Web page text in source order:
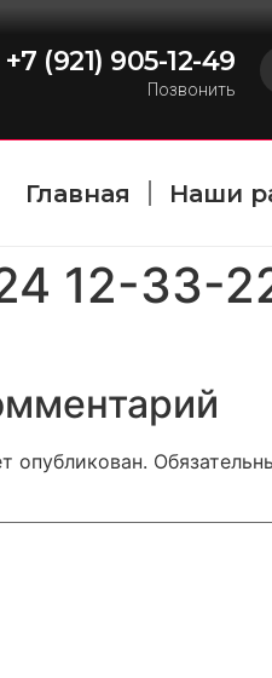
+7 (921) 905-12-49
Позвонить
Главная Наши
12-33-
опубликован.